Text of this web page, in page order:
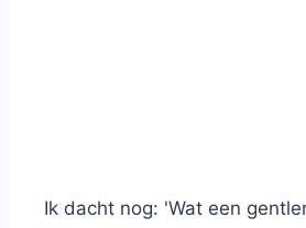
Ik dacht nog: 'Wat een